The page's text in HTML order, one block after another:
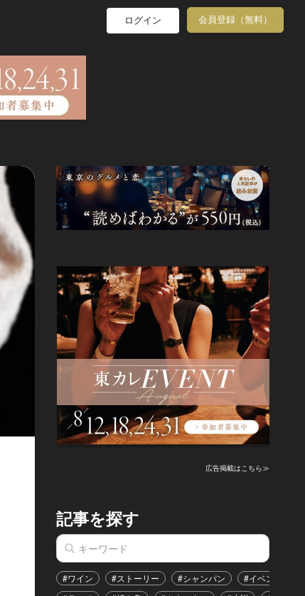
ログイン 会員登録（無料）
広告掲載はこちら≫
記事を探す
#ワイン #ストーリー #シャンパン #イベント